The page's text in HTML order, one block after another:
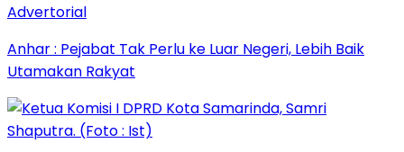
Advertorial
Anhar : Pejabat Tak Perlu ke Luar Negeri, Lebih Baik
Utamakan Rakyat